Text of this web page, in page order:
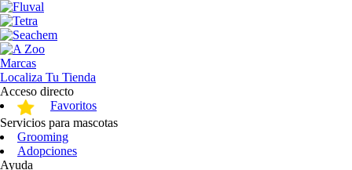
Marcas
Localiza Tu Tienda
Acceso directo
Favoritos
Servicios para mascotas
Grooming
Adopciones
Ayuda